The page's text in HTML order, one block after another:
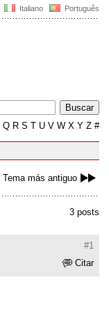
Italiano Português
Q R S T U V W X Y Z #
Tema más antiguo
3 posts
#1
Citar